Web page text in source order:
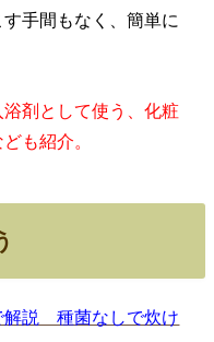
手間もなく、簡単に
剤として使う、化粧
も紹介。
解説 種菌なしで炊け